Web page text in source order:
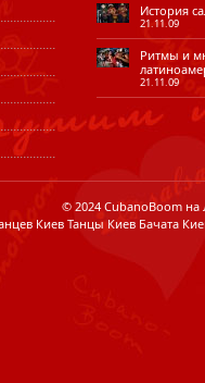
История
21.11.09
Ритмы и
21.11.09
© 2024 CubanoBoom на
Киев Танцы Киев Бачата